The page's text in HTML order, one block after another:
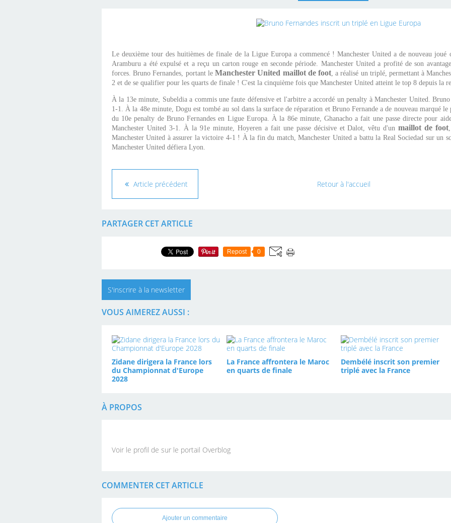
Le deuxième tour des huitièmes de finale de la Ligue Europa a commencé ! Manchester United a de nouveau joué
Aramburu a été expulsé et a reçu un carton rouge en seconde période. Manchester United a profité de son
forces. Bruno Fernandes, portant leManchester United maillot de foot, a réalisé un triplé, permettant à
2 et de se qualifier pour les quarts de finale ! C'est la cinquième fois que Manchester United atteint le top 8 depuis la
À la 13e minute, Subeldia a commis une faute défensive et l'arbitre a accordé un penalty à Manchester United.
1-1. À la 48e minute, Dogu est tombé au sol dans la surface de réparation et Bruno Fernande a de nouveau marqué
du 10e penalty de Bruno Fernandes en Ligue Europa. À la 86e minute, Ghanacho a fait une passe directe pour
Manchester United 3-1. À la 91e minute, Hoyeren a fait une passe décisive et Dalot, vêtu d'unmaillot de foot
Manchester United à assurer la victoire 4-1 ! À la fin du match, Manchester United a battu la Real Sociedad sur un
Manchester United défiera Lyon.
Article précédent Retour à l'accueil
PARTAGER CET ARTICLE
Repost 0
S'inscrire à la newsletter
VOUS AIMEREZ AUSSI :
Zidane dirigera la France lors
du Championnat d'Europe
2028
La France affrontera le Maroc
en quarts de finale
Dembélé inscrit son premier
triplé avec la France
À PROPOS
Voir le profil de sur le portail Overblog
COMMENTER CET ARTICLE
Ajouter un commentaire